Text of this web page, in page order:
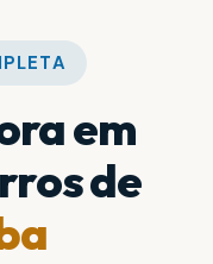
em
de